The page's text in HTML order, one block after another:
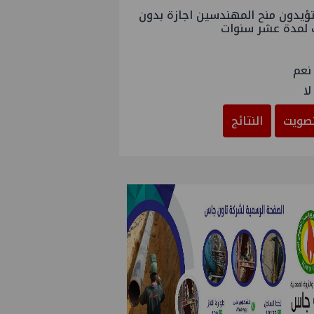
منح المهندسين اجازة بدون
لمدة عشر سنوات
نعم
لا
النتائج